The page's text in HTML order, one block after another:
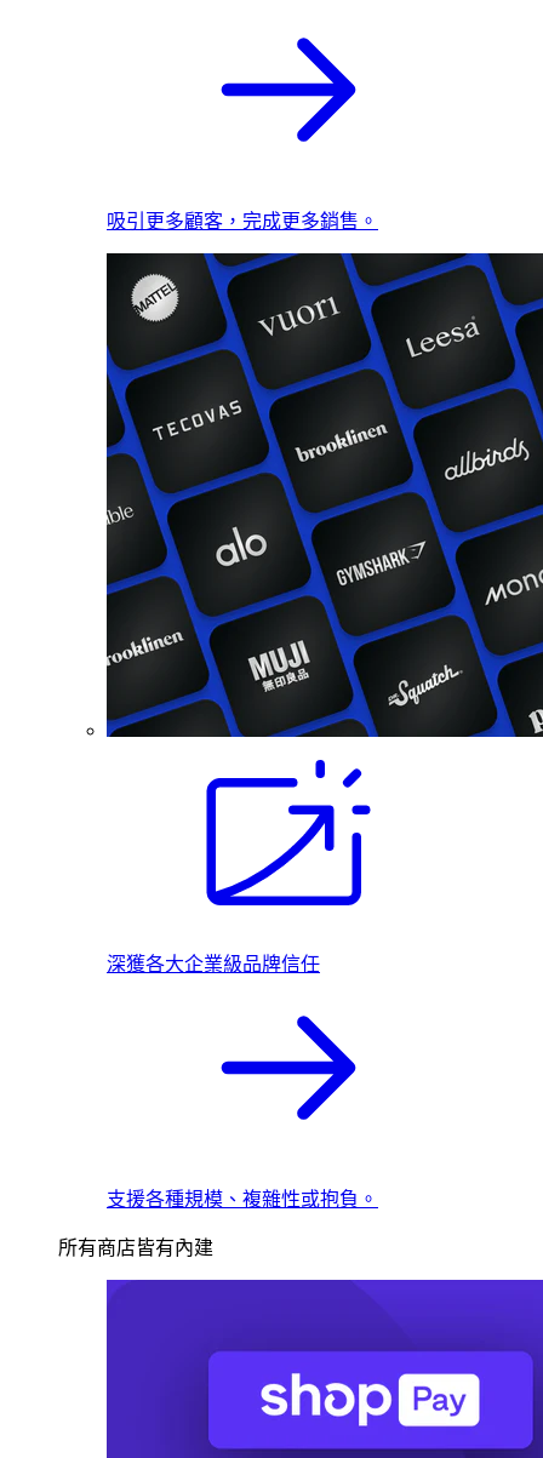
吸引更多顧客，完成更多銷售。
深獲各大企業級品牌信任
支援各種規模、複雜性或抱負。
所有商店皆有內建